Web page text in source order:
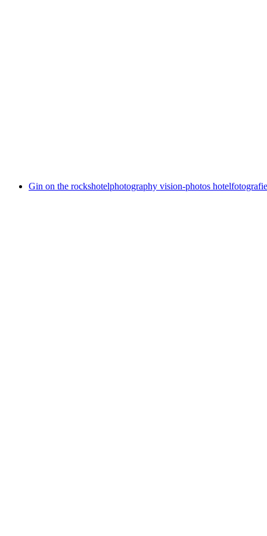
Gin on the rockshotelphotography vision-photos hotelfotografie